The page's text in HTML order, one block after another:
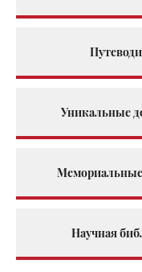
Уникальные
Научная